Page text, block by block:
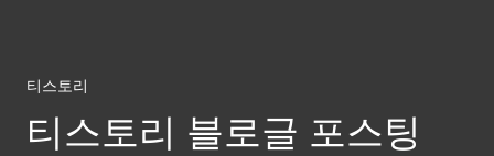
티스토리
티스토리 블로글 포스팅